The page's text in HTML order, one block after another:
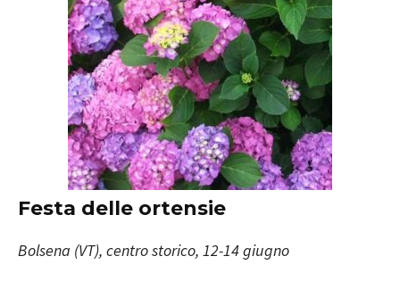
Festa delle ortensie
Bolsena (VT), centro storico, 12-14 giugno